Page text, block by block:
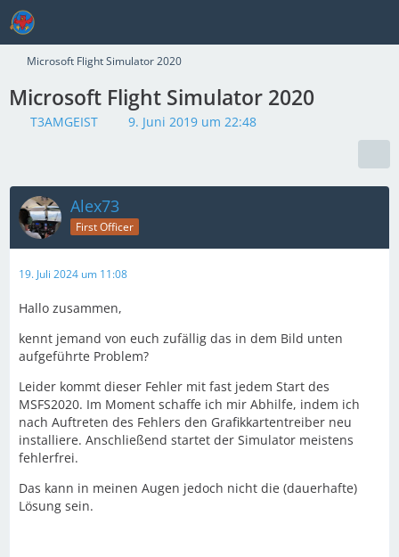
Microsoft Flight Simulator 2020
Microsoft Flight Simulator 2020
T3AMGEIST 9. Juni 2019 um 22:48
Alex73
First Officer
19. Juli 2024 um 11:08
Hallo zusammen,
kennt jemand von euch zufällig das in dem Bild unten
aufgeführte Problem?
Leider kommt dieser Fehler mit fast jedem Start des
MSFS2020. Im Moment schaffe ich mir Abhilfe, indem ich
nach Auftreten des Fehlers den Grafikkartentreiber neu
installiere. Anschließend startet der Simulator meistens
fehlerfrei.
Das kann in meinen Augen jedoch nicht die (dauerhafte)
Lösung sein.